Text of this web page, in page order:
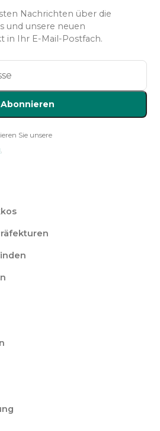
Nachrichten über die
und unsere neuen
in Ihr E-Mail-Postfach.
Abonnieren
Sie unsere
.